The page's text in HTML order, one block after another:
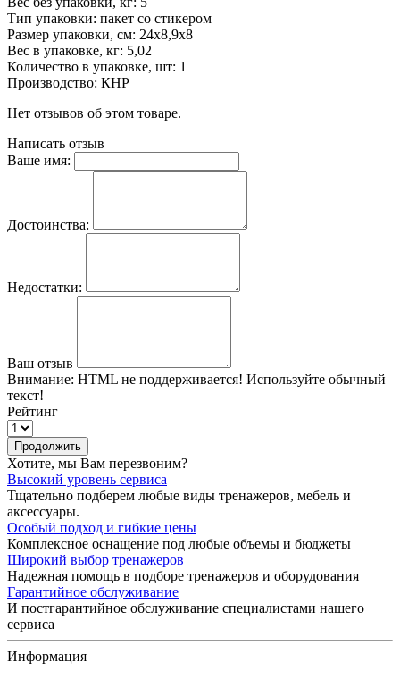
Тип упаковки: пакет со стикером
Размер упаковки, см: 24х8,9х8
Вес в упаковке, кг: 5,02
Количество в упаковке, шт: 1
Производство: КНР
Нет отзывов об этом товаре.
Написать отзыв
Ваше имя:
Достоинства:
Недостатки:
Ваш отзыв
Внимание: HTML не поддерживается! Используйте обычный
текст!
Рейтинг
Продолжить
Хотите, мы Вам перезвоним?
Высокий уровень сервиса
Тщательно подберем любые виды тренажеров, мебель и
аксессуары.
Особый подход и гибкие цены
Комплексное оснащение под любые объемы и бюджеты
Широкий выбор тренажеров
Надежная помощь в подборе тренажеров и оборудования
Гарантийное обслуживание
И постгарантийное обслуживание специалистами нашего
сервиса
Информация